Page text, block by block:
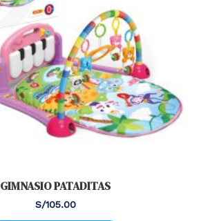
GIMNASIO PATADITAS
S/105.00